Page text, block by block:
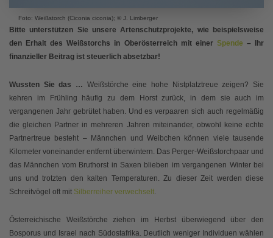
Foto: Weißstorch (Ciconia ciconia); © J. Limberger
Bitte unterstützen Sie unsere Artenschutzprojekte, wie beispielsweise
den Erhalt des Weißstorchs in Oberösterreich mit einer Spende – Ihr
finanzieller Beitrag ist steuerlich absetzbar!
Wussten Sie das … Weißstörche eine hohe Nistplatztreue zeigen? Sie
kehren im Frühling häufig zu dem Horst zurück, in dem sie auch im
vergangenen Jahr gebrütet haben. Und es verpaaren sich auch regelmäßig
die gleichen Partner in mehreren Jahren miteinander, obwohl keine echte
Partnertreue besteht – Männchen und Weibchen können viele tausende
Kilometer voneinander entfernt überwintern. Das Perger-Weißstorchpaar und
das Männchen vom Bruthorst in Saxen blieben im vergangenen Winter bei
uns und trotzten den kalten Temperaturen. Zu dieser Zeit werden diese
Schreitvögel oft mit Silberreiher verwechselt.
Österreichische Weißstörche ziehen im Herbst überwiegend über den
Bosporus und Israel nach Südostafrika. Deutlich weniger Individuen wählen